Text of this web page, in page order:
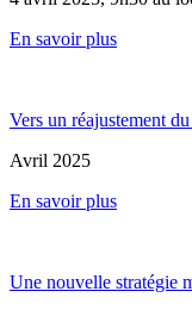
En savoir plus
Vers un réajustement
Avril 2025
En savoir plus
Une nouvelle stratégie